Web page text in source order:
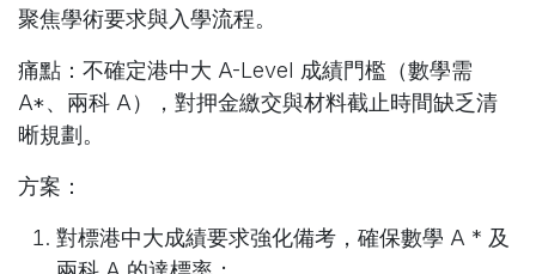
聚焦學術要求與入學流程。
痛點 ：不確定港中大 A-Level 成績門檻（數學需
A*、兩科 A），對押金繳交與材料截止時間缺乏清
晰規劃。
方案 ：
對標港中大成績要求強化備考，確保數學 A * 及